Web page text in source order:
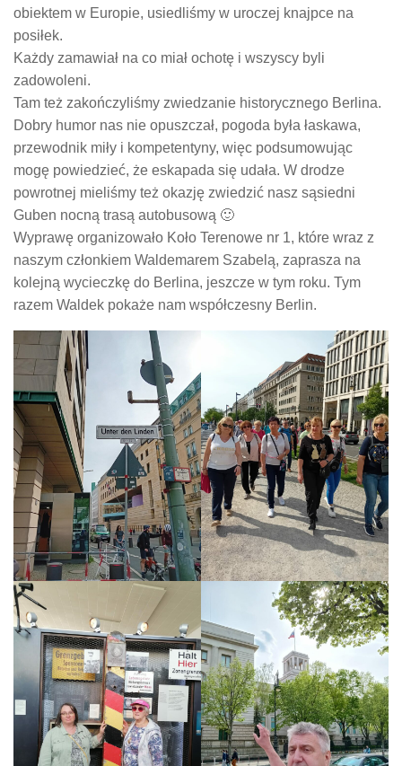
obiektem w Europie, usiedliśmy w uroczej knajpce na
posiłek.
Każdy zamawiał na co miał ochotę i wszyscy byli
zadowoleni.
Tam też zakończyliśmy zwiedzanie historycznego Berlina.
Dobry humor nas nie opuszczał, pogoda była łaskawa,
przewodnik miły i kompetentyny, więc podsumowując
mogę powiedzieć, że eskapada się udała. W drodze
powrotnej mieliśmy też okazję zwiedzić nasz sąsiedni
Guben nocną trasą autobusową 🙂
Wyprawę organizowało Koło Terenowe nr 1, które wraz z
naszym członkiem Waldemarem Szabelą, zaprasza na
kolejną wycieczkę do Berlina, jeszcze w tym roku. Tym
razem Waldek pokaże nam współczesny Berlin.